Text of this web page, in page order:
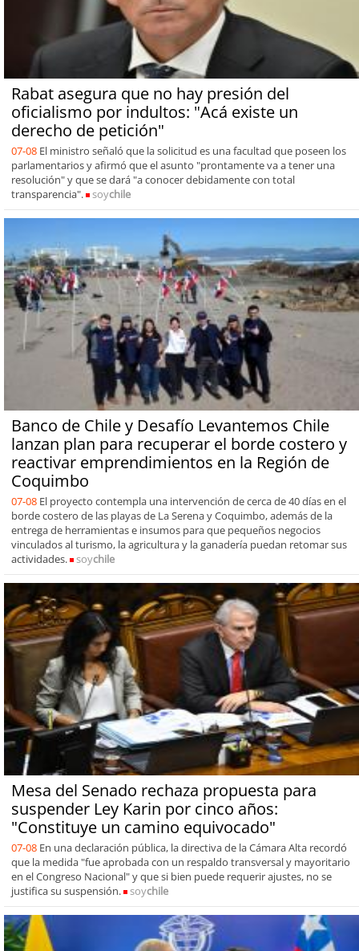
Rabat asegura que no hay presión del
oficialismo por indultos: "Acá existe un
derecho de petición"
07-08 El ministro señaló que la solicitud es una facultad que poseen los
parlamentarios y afirmó que el asunto "prontamente va a tener una
resolución" y que se dará "a conocer debidamente con total
transparencia".
soychile
Banco de Chile y Desafío Levantemos Chile
lanzan plan para recuperar el borde costero y
reactivar emprendimientos en la Región de
Coquimbo
07-08 El proyecto contempla una intervención de cerca de 40 días en el
borde costero de las playas de La Serena y Coquimbo, además de la
entrega de herramientas e insumos para que pequeños negocios
vinculados al turismo, la agricultura y la ganadería puedan retomar sus
actividades.
soychile
Mesa del Senado rechaza propuesta para
suspender Ley Karin por cinco años:
"Constituye un camino equivocado"
07-08 En una declaración pública, la directiva de la Cámara Alta recordó
que la medida "fue aprobada con un respaldo transversal y mayoritario
en el Congreso Nacional" y que si bien puede requerir ajustes, no se
justifica su suspensión.
soychile